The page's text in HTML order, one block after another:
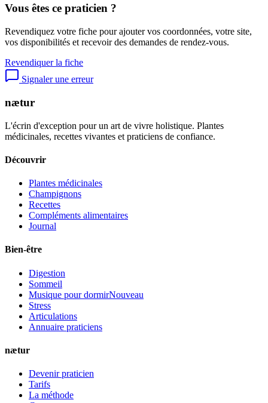
Vous êtes ce praticien ?
Revendiquez votre fiche pour ajouter vos coordonnées, votre site,
vos disponibilités et recevoir des demandes de rendez-vous.
Revendiquer la fiche
Signaler une erreur
nætur
L'écrin d'exception pour un art de vivre holistique. Plantes
médicinales, recettes vivantes et praticiens de confiance.
Découvrir
Plantes médicinales
Champignons
Recettes
Compléments alimentaires
Journal
Bien-être
Digestion
Sommeil
Musique pour dormirNouveau
Stress
Articulations
Annuaire praticiens
nætur
Devenir praticien
Tarifs
La méthode